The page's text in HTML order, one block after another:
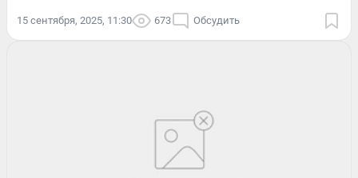
15 сентября, 2025, 11:30 673 Обсудить